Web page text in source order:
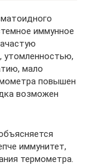
иммунное
утомленностью,
мало
повышен
возможен
иммунитет,
термометра.